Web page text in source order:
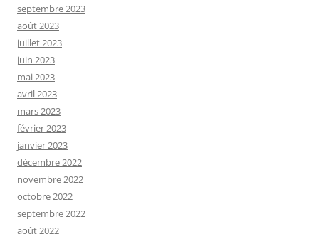
septembre 2023
août 2023
juillet 2023
juin 2023
mai 2023
avril 2023
mars 2023
février 2023
janvier 2023
décembre 2022
novembre 2022
octobre 2022
septembre 2022
août 2022